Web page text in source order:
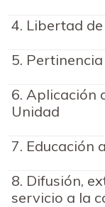
4. Libertad
5. Pertinencia
6. Aplicación
Unidad
7. Educación
8. Difusión,
servicio a la